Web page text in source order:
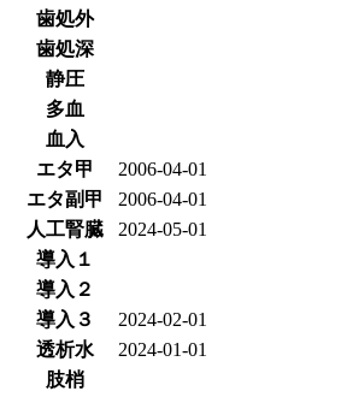
歯処外
歯処深
静圧
多血
血入
エタ甲
2006-04-01
エタ副甲
2006-04-01
人工腎臓
2024-05-01
導入１
導入２
導入３
2024-02-01
透析水
2024-01-01
肢梢